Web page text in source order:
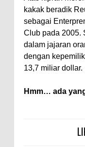
kakak beradik
sebagai
Club pada 2005.
dalam jajaran
dengan
13,7 miliar dollar.
Hmm… ada